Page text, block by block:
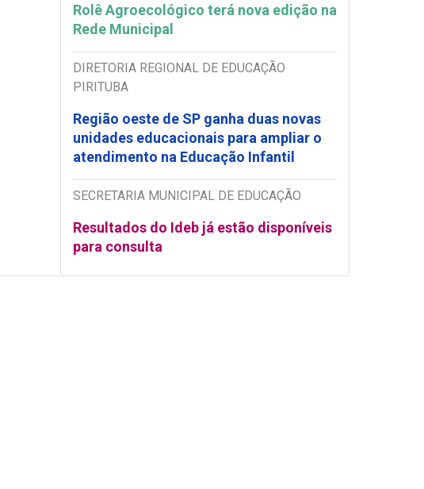
Rolê Agroecológico terá nova edição na
Rede Municipal
DIRETORIA REGIONAL DE EDUCAÇÃO
PIRITUBA
Região oeste de SP ganha duas novas
unidades educacionais para ampliar o
atendimento na Educação Infantil
SECRETARIA MUNICIPAL DE EDUCAÇÃO
Resultados do Ideb já estão disponíveis
para consulta